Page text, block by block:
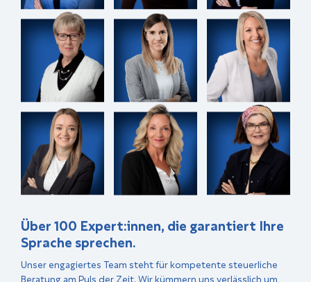
Über 100 Expert:innen, die garantiert Ihre
Sprache sprechen.
Unser engagiertes Team steht für kompetente steuerliche
Beratung am Puls der Zeit. Wir kümmern uns verlässlich um